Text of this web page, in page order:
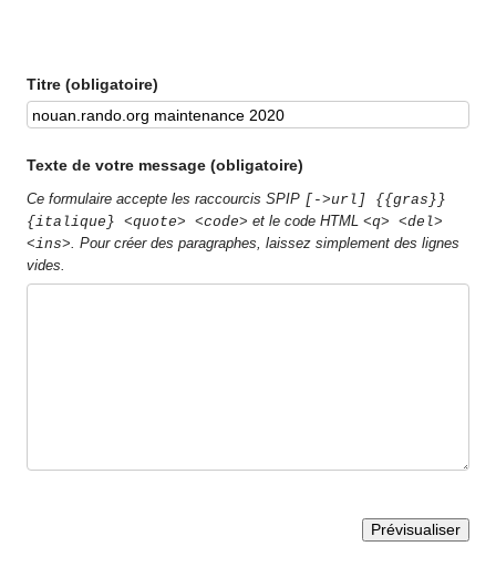
Titre (obligatoire)
Texte de votre message (obligatoire)
Ce formulaire accepte les raccourcis SPIP [->url] {{gras}}
{italique} <quote> <code> et le code HTML<q> <del>
<ins>. Pour créer des paragraphes, laissez simplement des lignes
vides.